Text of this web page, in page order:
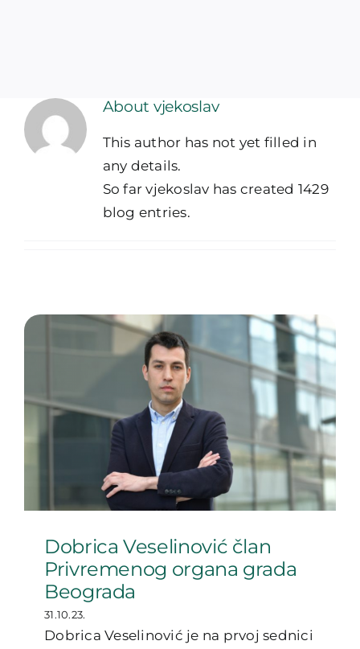
About vjekoslav
This author has not yet filled in
any details.
So far vjekoslav has created 1429
blog entries.
Dobrica Veselinović član
Privremenog organa grada
Beograda
31.10.23.
Dobrica Veselinović je na prvoj sednici